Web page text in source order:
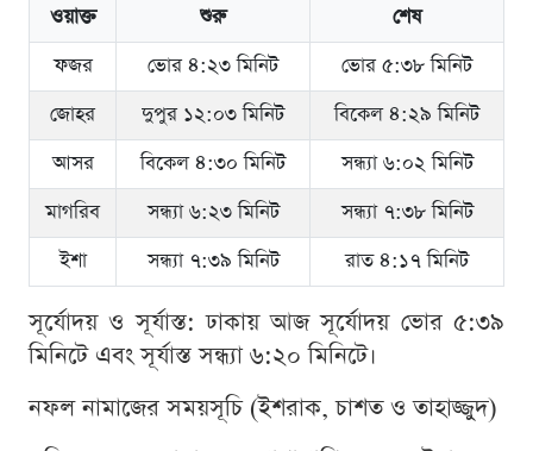
ওয়াক্ত শুরু
শেষ
ফজর
ভোর ৪:২৩ মিনিট
ভোর ৫:৩৮ মিনিট
জোহর
দুপুর ১২:০৩ মিনিট
বিকেল ৪:২৯ মিনিট
আসর
বিকেল ৪:৩০ মিনিট
সন্ধ্যা ৬:০২ মিনিট
মাগরিব
সন্ধ্যা ৬:২৩ মিনিট
সন্ধ্যা ৭:৩৮ মিনিট
ইশা
সন্ধ্যা ৭:৩৯ মিনিট রাত ৪:১৭ মিনিট
সূর্যোদয় ও সূর্যাস্ত: ঢাকায় আজ সূর্যোদয় ভোর ৫:৩৯
মিনিটে এবং সূর্যাস্ত সন্ধ্যা ৬:২০ মিনিটে।
নফল নামাজের সময়সূচি (ইশরাক, চাশত ও তাহাজ্জুদ)